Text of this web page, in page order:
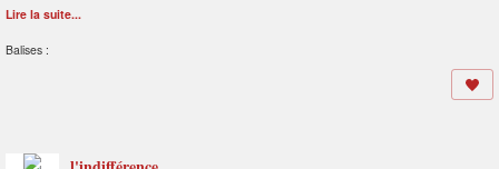
Lire la suite...
Balises :